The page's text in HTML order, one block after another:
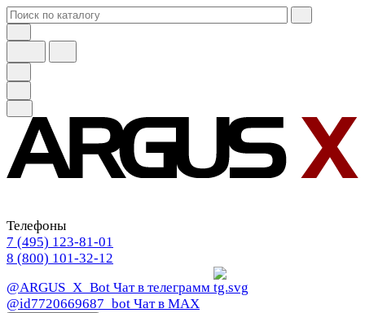
Телефоны
7 (495) 123-81-01
8 (800) 101-32-12
@ARGUS_X_Bot Чат в телеграмм
@id7720669687_bot Чат в МАХ